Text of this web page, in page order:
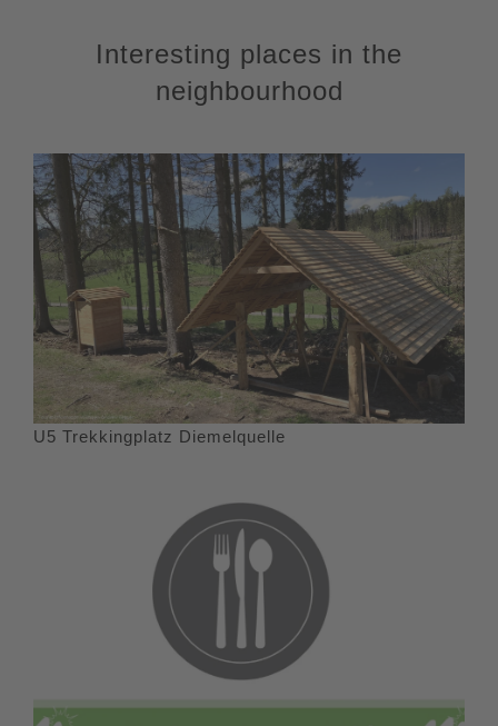
Interesting places in the
neighbourhood
U5 Trekkingplatz Diemelquelle